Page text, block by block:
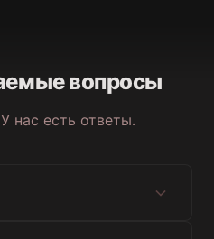
вопросы
нас есть ответы.